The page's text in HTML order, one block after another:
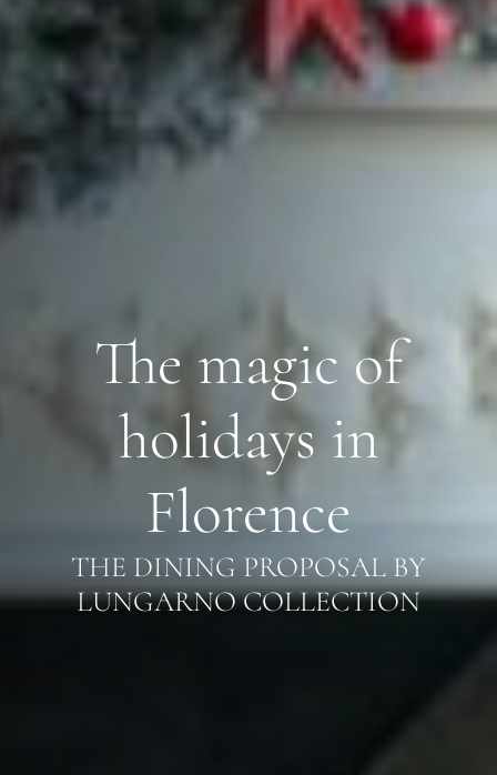
The magic of
holidays in
Florence
THE DINING PROPOSAL BY
LUNGARNO COLLECTION